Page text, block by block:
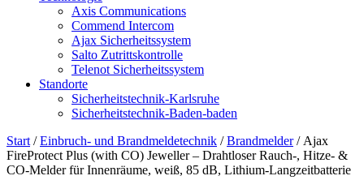
Axis Communications
Commend Intercom
Ajax Sicherheitssystem​
Salto Zutrittskontrolle
Telenot Sicherheitssystem
Standorte
Sicherheitstechnik-Karlsruhe
Sicherheitstechnik-Baden-baden
Start /Einbruch- und Brandmeldetechnik /Brandmelder/ Ajax
FireProtect Plus (with CO) Jeweller – Drahtloser Rauch-, Hitze- &
CO-Melder für Innenräume, weiß, 85 dB, Lithium-Langzeitbatterie